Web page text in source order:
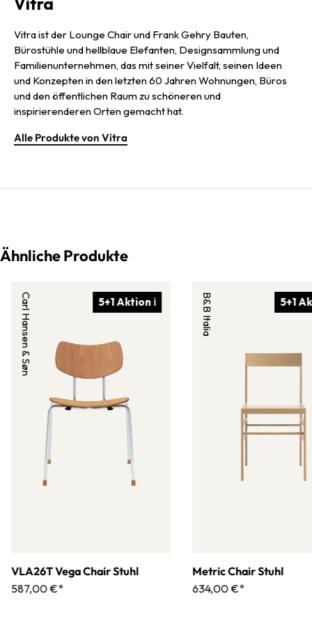
Vitra ist der Lounge Chair und Frank Gehry Bauten,
Bürostühle und hellblaue Elefanten, Designsammlung und
Familienunternehmen, das mit seiner Vielfalt, seinen Ideen
und Konzepten in den letzten 60 Jahren Wohnungen, Büros
und den öffentlichen Raum zu schöneren und
inspirierenderen Orten gemacht hat.
Alle Produkte von Vitra
Ähnliche Produkte
5+1 Aktion ℹ
Carl Hansen & Søn
VLA26T Vega Chair Stuhl
587,00 €*
5+1
B&B Italia
Metric Chair Stuhl
634,00 €*